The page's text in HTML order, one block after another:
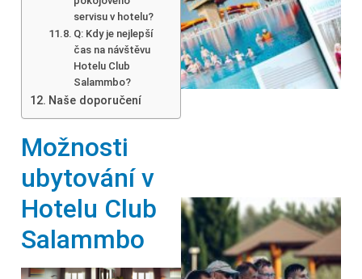
servisu v hotelu?
Q: Kdy je nejlepší
čas na návštěvu
Hotelu Club
Salammbo?
Naše doporučení
Možnosti
ubytování v
Hotelu Club
Salammbo